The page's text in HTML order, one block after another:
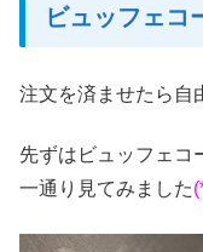
ビュッフェコ
注文を済ませたら自
先ずはビュッフェコ
一通り見てみました